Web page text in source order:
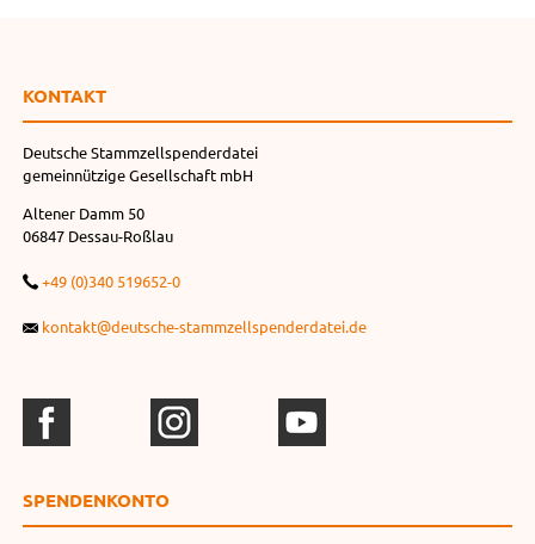
KONTAKT
Deutsche Stammzellspenderdatei
gemeinnützige Gesellschaft mbH
Altener Damm 50
06847 Dessau-Roßlau
+49 (0)340 519652-0
kontakt@deutsche-stammzellspenderdatei.de
SPENDEN­KONTO